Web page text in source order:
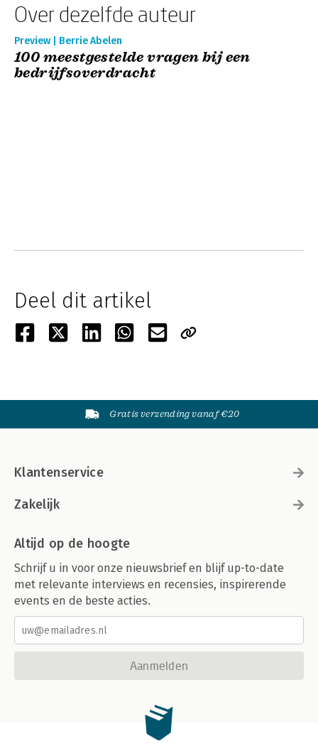
Over dezelfde auteur
Preview | Berrie Abelen
100 meestgestelde vragen bij een
bedrijfsoverdracht
Deel dit artikel
Gratis verzending vanaf €20
Klantenservice
Zakelijk
Altijd op de hoogte
Schrijf u in voor onze nieuwsbrief en blijf up-to-date
met relevante interviews en recensies, inspirerende
events en de beste acties.
Aanmelden